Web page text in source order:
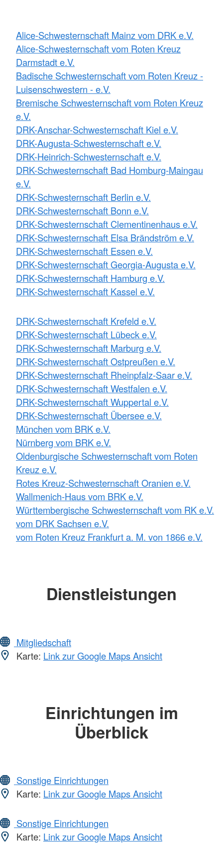
Alice-Schwesternschaft Mainz vom DRK e.V.
Alice-Schwesternschaft vom Roten Kreuz
Darmstadt e.V.
Badische Schwesternschaft vom Roten Kreuz -
Luisenschwestern - e.V.
Bremische Schwesternschaft vom Roten Kreuz
e.V.
DRK-Anschar-Schwesternschaft Kiel e.V.
DRK-Augusta-Schwesternschaft e.V.
DRK-Heinrich-Schwesternschaft e.V.
DRK-Schwesternschaft Bad Homburg-Maingau
e.V.
DRK-Schwesternschaft Berlin e.V.
DRK-Schwesternschaft Bonn e.V.
DRK-Schwesternschaft Clementinenhaus e.V.
DRK-Schwesternschaft Elsa Brändström e.V.
DRK-Schwesternschaft Essen e.V.
DRK-Schwesternschaft Georgia-Augusta e.V.
DRK-Schwesternschaft Hamburg e.V.
DRK-Schwesternschaft Kassel e.V.
DRK-Schwesternschaft Krefeld e.V.
DRK-Schwesternschaft Lübeck e.V.
DRK-Schwesternschaft Marburg e.V.
DRK-Schwesternschaft Ostpreußen e.V.
DRK-Schwesternschaft Rheinpfalz-Saar e.V.
DRK-Schwesternschaft Westfalen e.V.
DRK-Schwesternschaft Wuppertal e.V.
DRK-Schwesternschaft Übersee e.V.
München vom BRK e.V.
Nürnberg vom BRK e.V.
Oldenburgische Schwesternschaft vom Roten
Kreuz e.V.
Rotes Kreuz-Schwesternschaft Oranien e.V.
Wallmenich-Haus vom BRK e.V.
Württembergische Schwesternschaft vom RK e.V.
vom DRK Sachsen e.V.
vom Roten Kreuz Frankfurt a. M. von 1866 e.V.
Dienstleistungen
Mitgliedschaft
Karte: Link zur Google Maps Ansicht
Einrichtungen im
Überblick
Sonstige Einrichtungen
Karte: Link zur Google Maps Ansicht
Sonstige Einrichtungen
Karte: Link zur Google Maps Ansicht